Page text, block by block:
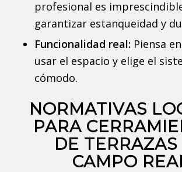
profesional es
garantizar estanqueidad y
Funcionalidad real: Piensa
usar el espacio y elige el
cómodo.
NORMATIVAS
PARA
DE TERRAZAS
CAMPO